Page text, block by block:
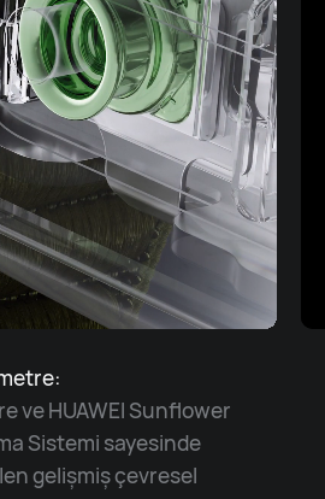
ve HUAWEI Sunflower
Sistemi sayesinde
gelişmiş çevresel